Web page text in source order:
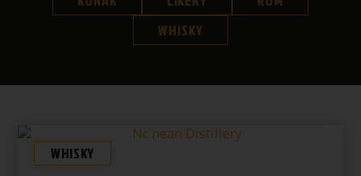
WHISKY
WHISKY